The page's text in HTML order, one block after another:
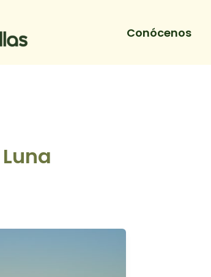
Conócenos